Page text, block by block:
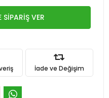
SİPARİŞ VER
İade ve Değişim